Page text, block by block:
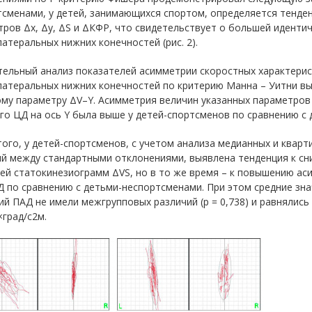
у детей, занимающихся спортом, определяется
Δх, Δу, ΔS и ΔКФР, что свидетельствует о большей
нижних конечностей (рис. 2).
анализ показателей асимметрии скоростных
нижних конечностей по критерию Манна – Уитни
параметру ΔV–Y. Асимметрия величин указанных
ЦД на ось Y была выше у детей-спортсменов по сравнению
у детей-спортсменов, с учетом анализа медианных и
между стандартными отклонениями, выявлена тенденция к
статокинезиограмм ΔVS, но в то же время – к повышению
сравнению с детьми-неспортсменами. При этом средние
ПАД не имели межгрупповых различий (p = 0,738) и
с2м.